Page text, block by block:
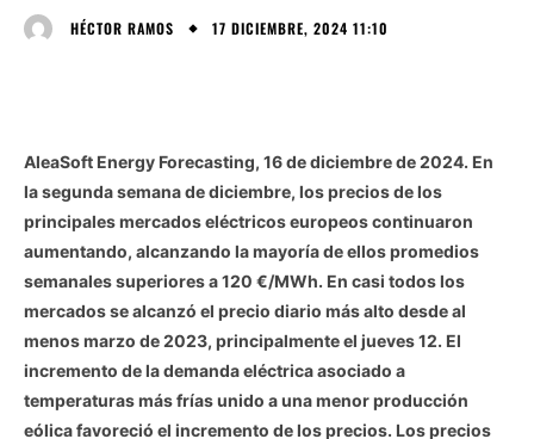
HÉCTOR RAMOS 17 DICIEMBRE, 2024 11:10
AleaSoft Energy Forecasting, 16 de diciembre de 2024. En
la segunda semana de diciembre, los precios de los
principales mercados eléctricos europeos continuaron
aumentando, alcanzando la mayoría de ellos promedios
semanales superiores a 120 €/MWh. En casi todos los
mercados se alcanzó el precio diario más alto desde al
menos marzo de 2023, principalmente el jueves 12. El
incremento de la demanda eléctrica asociado a
temperaturas más frías unido a una menor producción
eólica favoreció el incremento de los precios. Los precios